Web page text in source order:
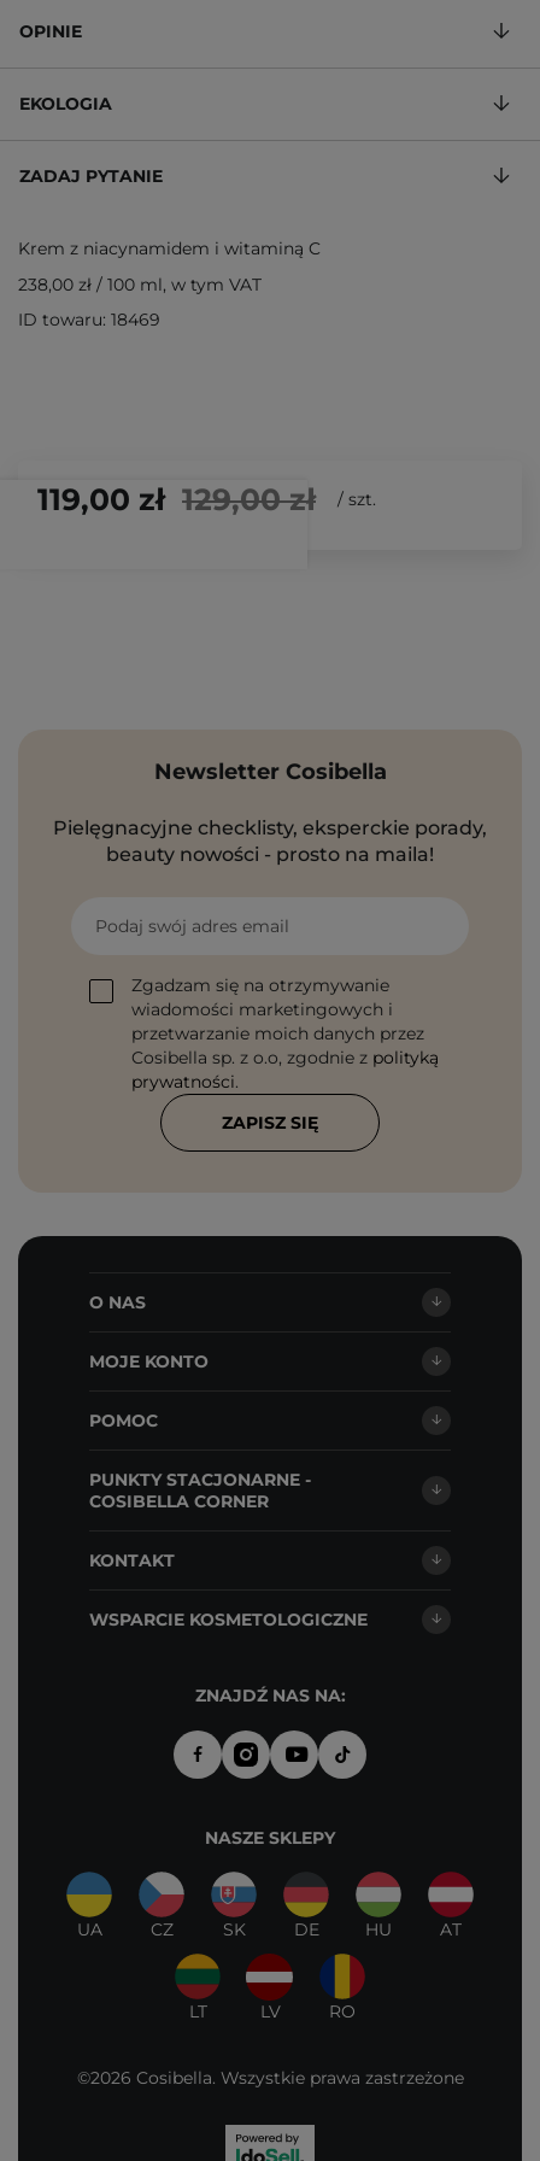
119,00 zł 129,00 zł / szt.
OPINIE
EKOLOGIA
ZADAJ PYTANIE
Krem z niacynamidem i witaminą C
238,00 zł / 100 ml, w tym VAT
ID towaru: 18469
Newsletter Cosibella
Pielęgnacyjne checklisty, eksperckie porady,
beauty nowości - prosto na maila!
Podaj swój adres email
Zgadzam się na otrzymywanie
wiadomości marketingowych i
przetwarzanie moich danych przez
Cosibella sp. z o.o, zgodnie z polityką
prywatności.
ZAPISZ SIĘ
O NAS
MOJE KONTO
POMOC
PUNKTY STACJONARNE -
COSIBELLA CORNER
KONTAKT
WSPARCIE KOSMETOLOGICZNE
ZNAJDŹ NAS NA:
NASZE SKLEPY
UA CZ SK DE HU AT
LT LV RO
©2026 Cosibella. Wszystkie prawa zastrzeżone